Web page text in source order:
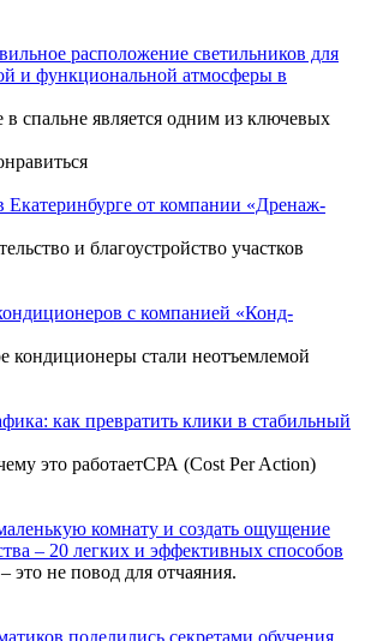
расположение светильников для
и функциональной атмосферы в
спальне является одним из ключевых
от компании «Дренаж-
и благоустройство участков
с компанией «Конд-
кондиционеры стали неотъемлемой
как превратить клики в стабильный
это работаетСРА (Cost Per Action)
комнату и создать ощущение
– 20 легких и эффективных способов
это не повод для отчаяния.
поделились секретами обучения